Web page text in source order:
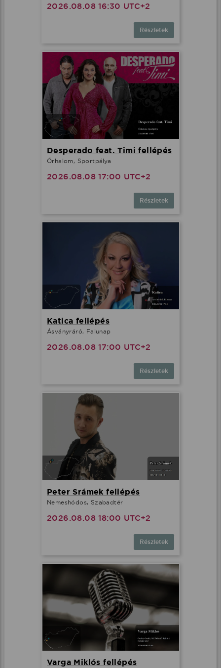
2026.08.08 16:30 UTC+2
Részletek
Desperado feat. Timi fellépés
Őrhalom, Sportpálya
2026.08.08 17:00 UTC+2
Részletek
Katica fellépés
Ásványráró, Falunap
2026.08.08 17:00 UTC+2
Részletek
Peter Srámek fellépés
Nemeshódos, Szabadtér
2026.08.08 18:00 UTC+2
Részletek
Varga Miklós fellépés